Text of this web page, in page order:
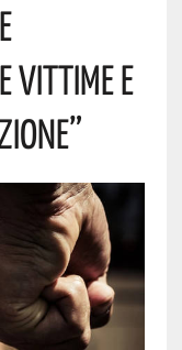
Vittime E